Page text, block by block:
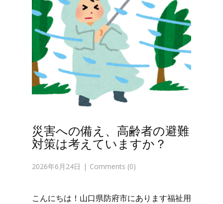
災害への備え、高齢者の避難
対策は考えていますか？
2026年6月24日 Comments (0)
こんにちは！山口県防府市にあります福祉用